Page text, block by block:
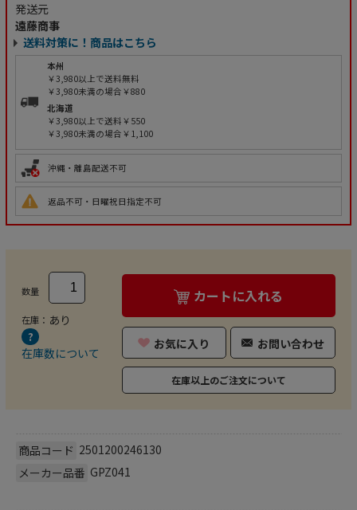
発送元
遠藤商事
送料対策に！商品はこちら
本州
￥3,980以上で送料無料
￥3,980未満の場合￥880
北海道
￥3,980以上で送料￥550
￥3,980未満の場合￥1,100
沖縄・離島配送不可
返品不可・日曜祝日指定不可
数量
在庫： あり
在庫数について
カートに入れる
お気に入り お問い合わせ
在庫以上のご注文について
商品コード 2501200246130
メーカー品番 GPZ041